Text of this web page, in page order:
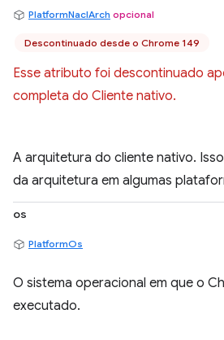
PlatformNaclArch opcional
Descontinuado desde o Chrome 149
Esse atributo foi descontinuado
completa do Cliente nativo.
A arquitetura do cliente nativo.
da arquitetura em algumas
os
PlatformOs
O sistema operacional em que o
executado.